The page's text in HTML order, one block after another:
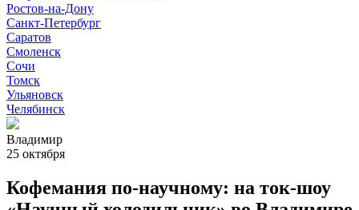
Ростов-на-Дону
Санкт-Петербург
Саратов
Смоленск
Сочи
Томск
Ульяновск
Челябинск
Владимир
25 октября
Кофемания по-научному: на ток-шоу